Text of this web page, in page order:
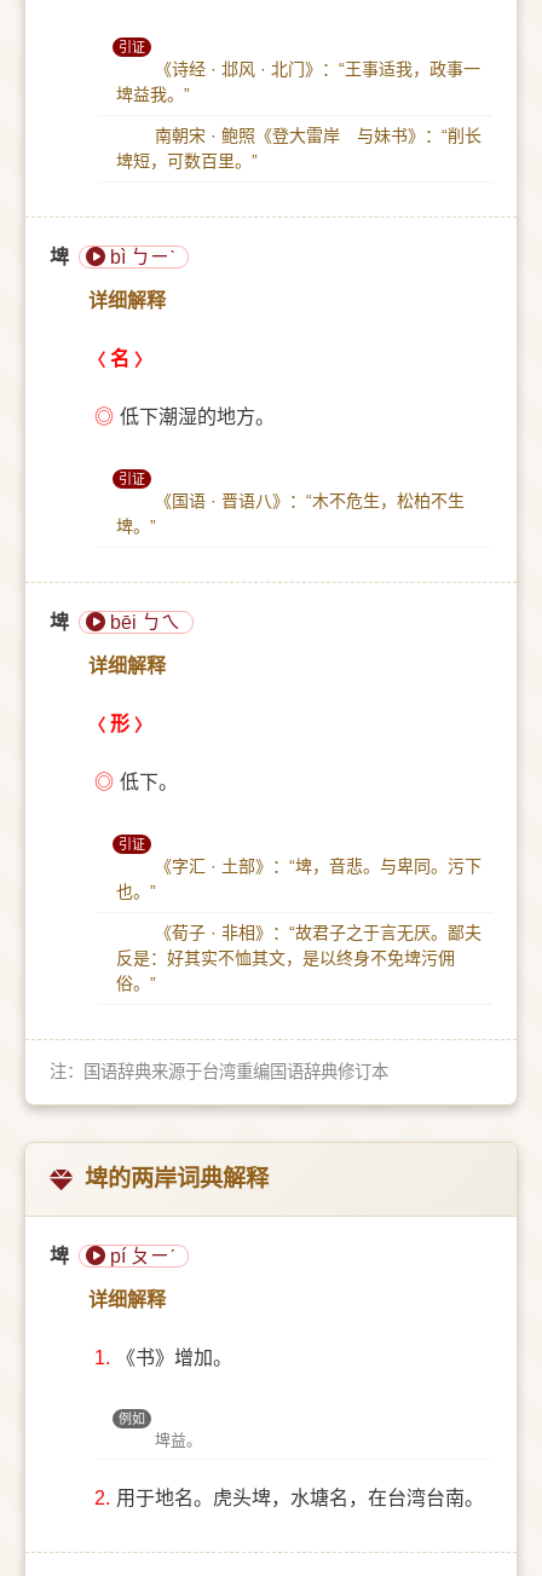
引证
《诗经 · 邶风 · 北门》：“王事适我，政事一
埤益我。”
南朝宋 · 鲍照《登大雷岸 与妹书》：“削长
埤短，可数百里。”
埤 bì ㄅㄧˋ
详细解释
名
◎ 低下潮湿的地方。
引证
《国语 · 晋语八》：“木不危生，松柏不生
埤。”
埤 bēi ㄅㄟ
详细解释
形
◎ 低下。
引证
《字汇 · 土部》：“埤，音悲。与卑同。污下
也。”
《荀子 · 非相》：“故君子之于言无厌。鄙夫
反是：好其实不恤其文，是以终身不免埤污佣
俗。”
注：国语辞典来源于台湾重编国语辞典修订本
埤的两岸词典解释
埤 pí ㄆㄧˊ
详细解释
1. 《书》增加。
例如
埤益。
2. 用于地名。虎头埤，水塘名，在台湾台南。